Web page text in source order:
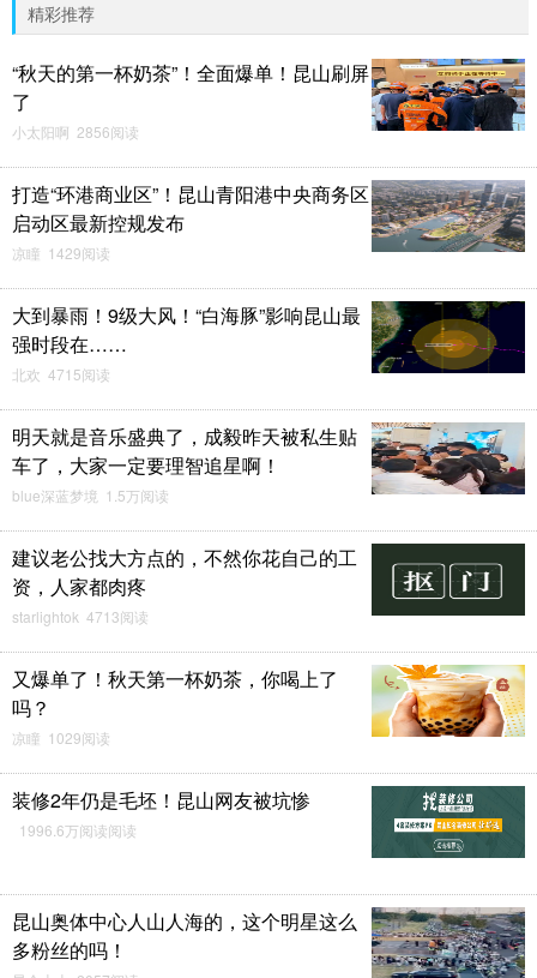
精彩推荐
“秋天的第一杯奶茶”！全面爆单！昆山刷屏
了
小太阳啊 2856阅读
打造“环港商业区”！昆山青阳港中央商务区
启动区最新控规发布
凉瞳 1429阅读
大到暴雨！9级大风！“白海豚”影响昆山最
强时段在……
北欢 4715阅读
明天就是音乐盛典了，成毅昨天被私生贴
车了，大家一定要理智追星啊！
blue深蓝梦境 1.5万阅读
建议老公找大方点的，不然你花自己的工
资，人家都肉疼
starlightok 4713阅读
又爆单了！秋天第一杯奶茶，你喝上了
吗？
凉瞳 1029阅读
装修2年仍是毛坯！昆山网友被坑惨
1996.6万阅读阅读
昆山奥体中心人山人海的，这个明星这么
多粉丝的吗！